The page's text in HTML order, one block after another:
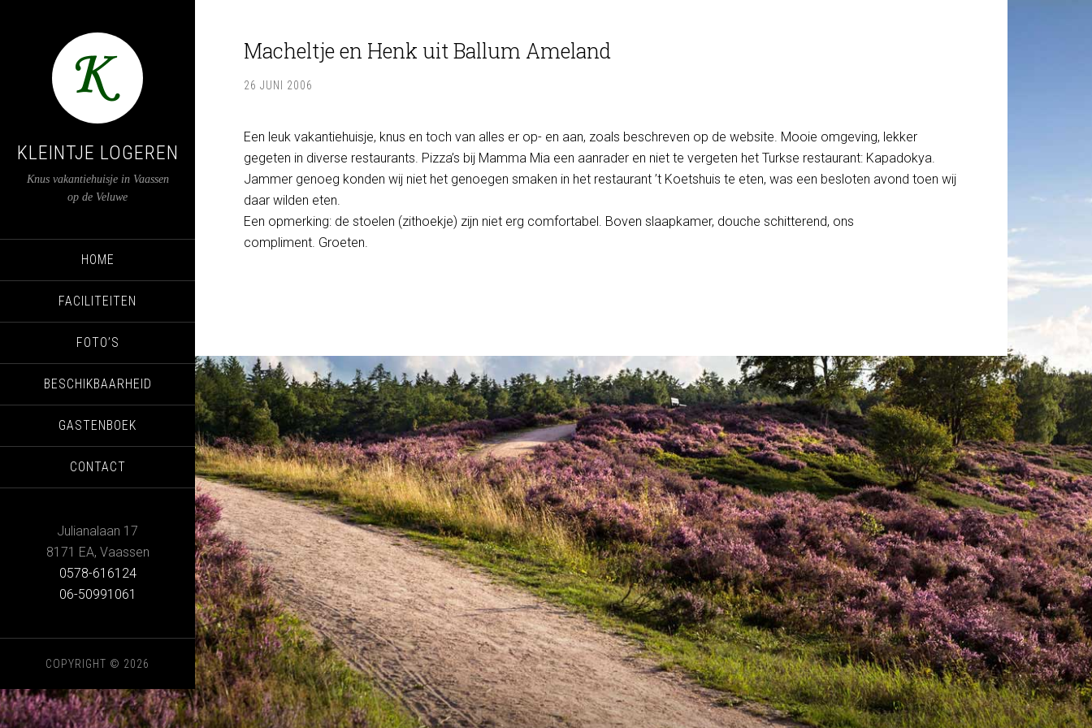
KLEINTJE LOGEREN
Knus vakantiehuisje in Vaassen
op de Veluwe
HOME
FACILITEITEN
FOTO’S
BESCHIKBAARHEID
GASTENBOEK
CONTACT
Julianalaan 17
8171 EA, Vaassen
0578-616124
06-50991061
COPYRIGHT © 2026
Macheltje en Henk uit Ballum Ameland
26 JUNI 2006
Een leuk vakantiehuisje, knus en toch van alles er op- en aan, zoals beschreven op de website. Mooie omgeving, lekker
gegeten in diverse restaurants. Pizza’s bij Mamma Mia een aanrader en niet te vergeten het Turkse restaurant: Kapadokya.
Jammer genoeg konden wij niet het genoegen smaken in het restaurant ’t Koetshuis te eten, was een besloten avond toen wij
daar wilden eten.
Een opmerking: de stoelen (zithoekje) zijn niet erg comfortabel. Boven slaapkamer, douche schitterend, ons
compliment. Groeten.